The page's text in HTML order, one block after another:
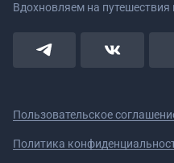
Вдохновляем на путешествия
Пользовательское
Политика